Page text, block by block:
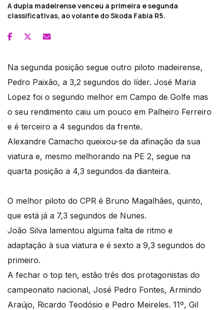
A dupla madeirense venceu a primeira e segunda
classificativas, ao volante do Skoda Fabia R5.
Na segunda posição segue outro piloto madeirense,
Pedro Paixão, a 3,2 segundos do líder. José Maria
Lopez foi o segundo melhor em Campo de Golfe mas
o seu rendimento caiu um pouco em Palheiro Ferreiro
e é terceiro a 4 segundos da frente.
Alexandre Camacho queixou-se da afinação da sua
viatura e, mesmo melhorando na PE 2, segue na
quarta posição a 4,3 segundos da dianteira.
O melhor piloto do CPR é Bruno Magalhães, quinto,
que está já a 7,3 segundos de Nunes.
João Silva lamentou alguma falta de ritmo e
adaptação à sua viatura e é sexto a 9,3 segundos do
primeiro.
A fechar o top ten, estão três dos protagonistas do
campeonato nacional, José Pedro Fontes, Armindo
Araújo, Ricardo Teodósio e Pedro Meireles. 11º, Gil